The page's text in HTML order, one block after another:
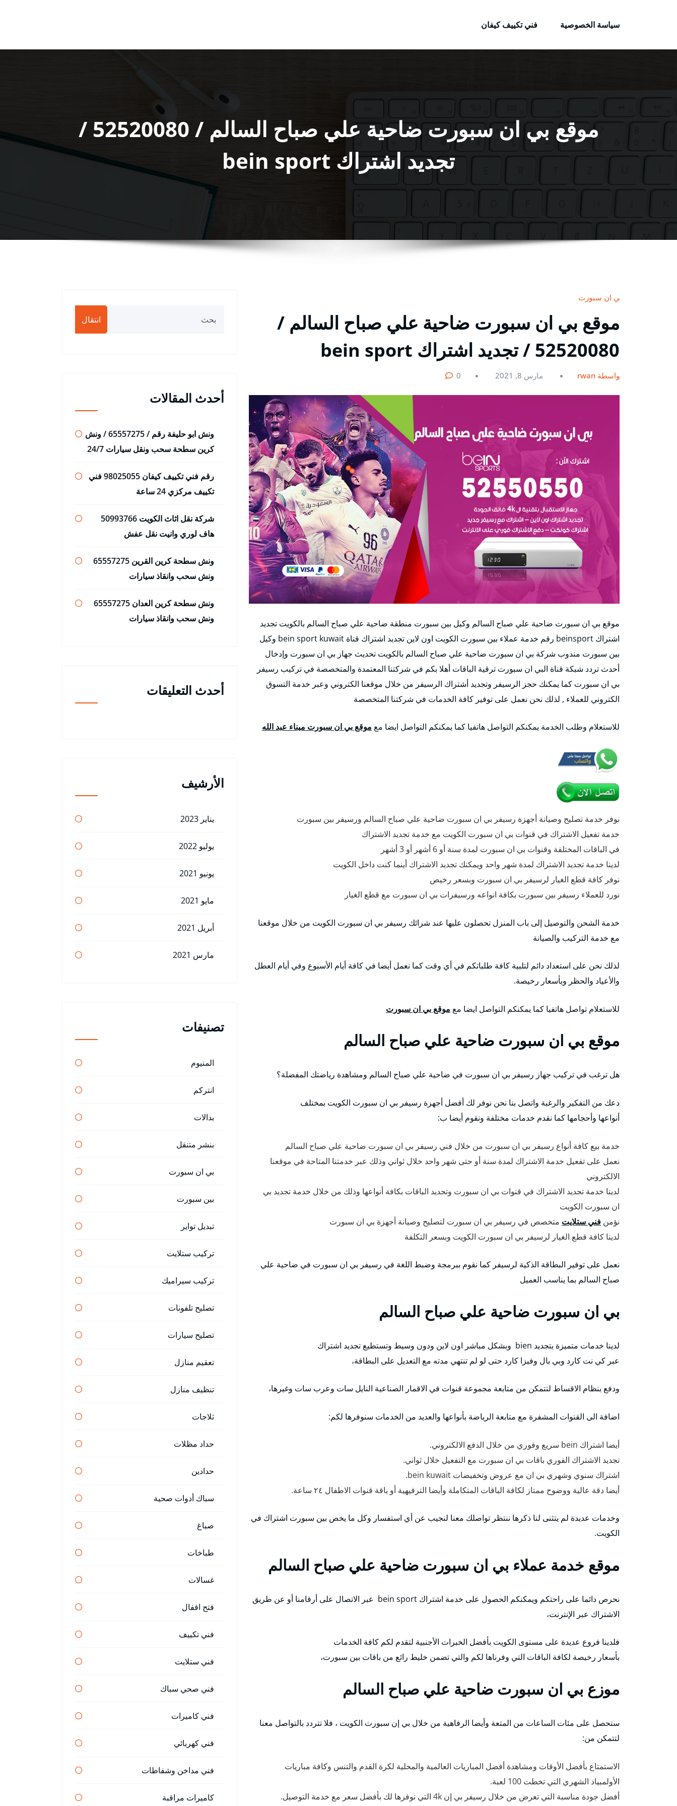
سياسة الخصوصية
فني تكييف كيفان
موقع بي ان سبورت ضاحية علي صباح السالم / 52520080 /
تجديد اشتراك bein sport
بي ان سبورت
موقع بي ان سبورت ضاحية علي صباح السالم /
52520080 / تجديد اشتراك bein sport
بواسطة rwan مارس 8, 2021 0
موقع بي ان سبورت ضاحية علي صباح السالم وكيل بين سبورت منطقة ضاحية علي صباح السالم بالكويت تجديد
اشتراك beinsport رقم خدمة عملاء بين سبورت الكويت اون لاين تجديد اشتراك قناة bein sport kuwait وكيل
بين سبورت مندوب شركة بي ان سبورت ضاحية علي صباح السالم بالكويت تحديث جهاز بي ان سبورت وإدخال
أحدث تردد شبكة قناة البي ان سبورت ترقية الباقات أهلا بكم في شركتنا المعتمدة والمتخصصة في تركيب رسيفر
بي ان سبورت كما يمكنك حجز الرسيفر وتجديد أشتراك الرسيفر من خلال موقعنا الكتروني وعبر خدمة التسوق
الكتروني للعملاء , لذلك نحن نعمل على توفير كافة الخدمات في شركتنا المتخصصة
للاستعلام وطلب الخدمة يمكنكم التواصل هاتفيا كما يمكنكم التواصل ايضا مع موقع بي ان سبورت ميناء عبد الله
نوفر خدمة تصليح وصيانة أجهزة رسيفر بي ان سبورت ضاحية علي صباح السالم ورسيفر بين سبورت
خدمة تفعيل الاشتراك في قنوات بي ان سبورت الكويت مع خدمة تجديد الاشتراك
في الباقات المختلفة وقنوات بي ان سبورت لمدة سنة أو 6 أشهر أو 3 أشهر
لدينا خدمة تجديد الاشتراك لمدة شهر واحد ويمكنك تجديد الاشتراك أينما كنت داخل الكويت
نوفر كافة قطع الغيار لرسيفر بي ان سبورت وبسعر رخيص
نورد للعملاء رسيفر بين سبورت بكافة انواعه ورسيفرات بي ان سبورت مع قطع الغيار
خدمة الشحن والتوصيل إلى باب المنزل تحصلون عليها عند شرائك رسيفر بي ان سبورت الكويت من خلال موقعنا
مع خدمة التركيب والصيانة
لذلك نحن على استعداد دائم لتلبية كافة طلباتكم في أي وقت كما نعمل أيضا في كافة أيام الأسبوع وفي أيام العطل
والأعياد والحظر وبأسعار رخيصة.
للاستعلام تواصل هاتفيا كما يمكنكم التواصل ايضا مع موقع بي ان سبورت
موقع بي ان سبورت ضاحية علي صباح السالم
هل ترغب في تركيب جهاز رسيفر بي ان سبورت في ضاحية علي صباح السالم ومشاهدة رياضتك المفضلة؟
دعك من التفكير والرغبة واتصل بنا نحن نوفر لك أفضل أجهزة رسيفر بي ان سبورت الكويت بمختلف
أنواعها وأحجامها كما نقدم خدمات مختلفة ونقوم أيضا ب:
خدمة بيع كافة أنواع رسيفر بي ان سبورت من خلال فني رسيفر بي ان سبورت ضاحية علي صباح السالم
نعمل على تفعيل خدمة الاشتراك لمدة سنة أو حتى شهر واحد خلال ثواني وذلك عبر خدمتنا المتاحة في موقعنا
الالكتروني
لدينا خدمة تجديد الاشتراك في قنوات بي ان سبورت وتجديد الباقات بكافة أنواعها وذلك من خلال خدمة تجديد بي
ان سبورت الكويت
نؤمن فني ستلايت متخصص في رسيفر بي ان سبورت لتصليح وصيانة أجهزة بي ان سبورت
لدينا كافة قطع الغيار لرسيفر بي ان سبورت الكويت وبسعر التكلفة
نعمل على توفير البطاقة الذكية لرسيفر كما نقوم ببرمجة وضبط اللغة في رسيفر بي ان سبورت في ضاحية علي
صباح السالم بما يناسب العميل
بي ان سبورت ضاحية علي صباح السالم
لدينا خدمات متميزة بتجديد bien وبشكل مباشر اون لاين ودون وسيط وتستطيع تجديد اشتراك
عبر كي نت كارد وبي بال وفيزا كارد حتى لو لم تنتهي مدته مع التعديل على البطاقة،
ودفع بنظام الاقساط لتتمكن من متابعة مجموعة قنوات في الاقمار الصناعية النايل سات وعرب سات وغيرها،
اضافة الى القنوات المشفرة مع متابعة الرياضة بأنواعها والعديد من الخدمات سنوفرها لكم:
أيضا اشتراك bein سريع وفوري من خلال الدفع الالكتروني.
تجديد الاشتراك الفوري باقات بي ان سبورت مع التفعيل خلال ثواني.
اشتراك سنوي وشهري بي ان مع عروض وتخفيضات bein kuwait.
أيضا دقة عالية ووضوح ممتاز لكافة الباقات المتكاملة وأيضا الترفيهية أو باقة قنوات الاطفال ٢٤ ساعة.
وخدمات عديدة لم يتثنى لنا ذكرها ننتظر تواصلك معنا لنجيب عن أي استفسار وكل ما يخص بين سبورت اشتراك في
الكويت.
موقع خدمة عملاء بي ان سبورت ضاحية علي صباح السالم
نحرص دائما على راحتكم ويمكنكم الحصول على خدمة اشتراك bein sport عبر الاتصال على أرقامنا أو عن طريق
الاشتراك عبر الإنترنت،
فلدينا فروع عديدة على مستوى الكويت بأفضل الخبرات الأجنبية لتقدم لكم كافة الخدمات
بأسعار رخيصة لكافة الباقات التي وفرناها لكم والتي تضمن خليط رائع من باقات بين سبورت،
موزع بي ان سبورت ضاحية علي صباح السالم
ستحصل على مئات الساعات من المتعة وأيضا الرفاهية من خلال بي إن سبورت الكويت ، فلا تتردد بالتواصل معنا
لتتمكن من:
الاستمتاع بأفضل الأوقات ومشاهدة أفضل المباريات العالمية والمحلية لكرة القدم والتنس وكافة مباريات
الأولمبياد الشهري التي تخطت 100 لعبة.
أفضل جودة مناسبة التي تعرض من خلال رسيفر بي إن 4k التي نوفرها لك بأفضل سعر مع خدمة التوصيل.
انتقال
أحدث المقالات
ونش ابو حليفة رقم / 65557275 / ونش
كرين سطحة سحب ونقل سيارات 24/7
رقم فني تكييف كيفان 98025055 فني
تكييف مركزي 24 ساعة
شركة نقل اثاث الكويت 50993766
هاف لوري وانيت نقل عفش
ونش سطحة كرين القرين 65557275
ونش سحب وانقاذ سيارات
ونش سطحة كرين العدان 65557275
ونش سحب وانقاذ سيارات
أحدث التعليقات
الأرشيف
يناير 2023
يوليو 2022
يونيو 2021
مايو 2021
أبريل 2021
مارس 2021
تصنيفات
المنيوم
انتركم
بدالات
بنشر متنقل
بي ان سبورت
بين سبورت
تبديل تواير
تركيب ستلايت
تركيب سيراميك
تصليح تلفونات
تصليح سيارات
تعقيم منازل
تنظيف منازل
ثلاجات
حداد مظلات
حدادين
سباك أدوات صحية
صباغ
طباخات
غسالات
فتح اقفال
فني تكييف
فني ستلايت
فني صحي سباك
فني كاميرات
فني كهربائي
فني مداخن وشفاطات
كاميرات مراقبة